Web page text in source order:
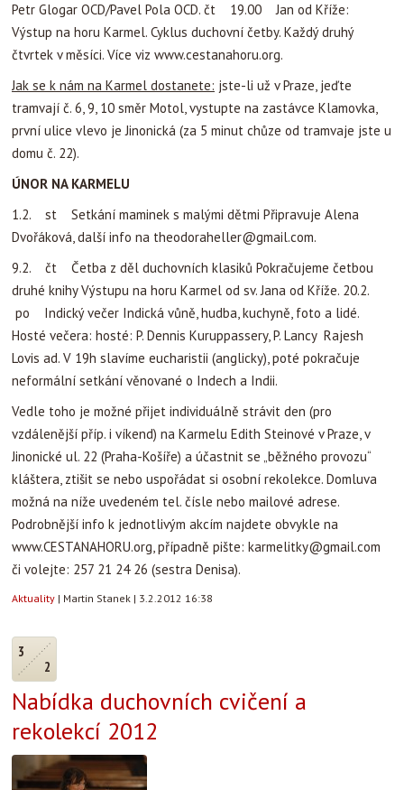
Petr Glogar OCD/Pavel Pola OCD. čt 19.00 Jan od Kříže:
Výstup na horu Karmel. Cyklus duchovní četby. Každý druhý
čtvrtek v měsíci. Více viz www.cestanahoru.org.
Jak se k nám na Karmel dostanete: jste-li už v Praze, jeďte
tramvají č. 6, 9, 10 směr Motol, vystupte na zastávce Klamovka,
první ulice vlevo je Jinonická (za 5 minut chůze od tramvaje jste u
domu č. 22).
ÚNOR NA KARMELU
1.2. st Setkání maminek s malými dětmi Připravuje Alena
Dvořáková, další info na theodoraheller@gmail.com.
9.2. čt Četba z děl duchovních klasiků Pokračujeme četbou
druhé knihy Výstupu na horu Karmel od sv. Jana od Kříže. 20.2.
po Indický večer Indická vůně, hudba, kuchyně, foto a lidé.
Hosté večera: hosté: P. Dennis Kuruppassery, P. Lancy Rajesh
Lovis ad. V 19h slavíme eucharistii (anglicky), poté pokračuje
neformální setkání věnované o Indech a Indii.
Vedle toho je možné přijet individuálně strávit den (pro
vzdálenější příp. i víkend) na Karmelu Edith Steinové v Praze, v
Jinonické ul. 22 (Praha-Košíře) a účastnit se „běžného provozu“
kláštera, ztišit se nebo uspořádat si osobní rekolekce. Domluva
možná na níže uvedeném tel. čísle nebo mailové adrese.
Podrobnější info k jednotlivým akcím najdete obvykle na
www.CESTANAHORU.org, případně pište: karmelitky@gmail.com
či volejte: 257 21 24 26 (sestra Denisa).
Aktuality | Martin Stanek | 3.2.2012 16:38
3
2
Nabídka duchovních cvičení a
rekolekcí 2012